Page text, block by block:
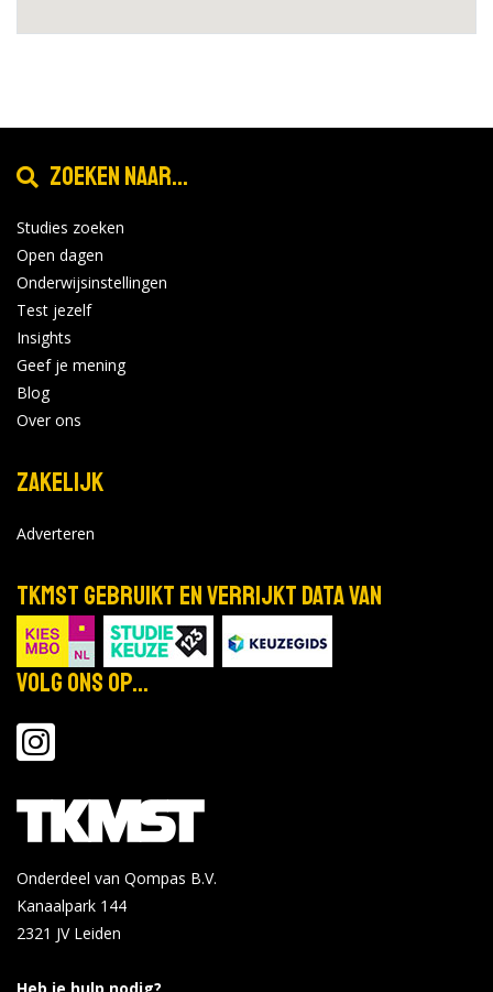
Zoeken naar...
Studies zoeken
Open dagen
Onderwijsinstellingen
Test jezelf
Insights
Geef je mening
Blog
Over ons
Zakelijk
Adverteren
TKMST gebruikt en verrijkt data van
Volg ons op...
Onderdeel van Qompas B.V.
Kanaalpark 144
2321 JV Leiden
Heb je hulp nodig?